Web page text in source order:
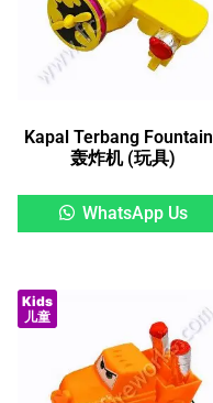
Kapal Terbang Fountain |
轰炸机 (玩具)
WhatsApp Us
Kids
儿童